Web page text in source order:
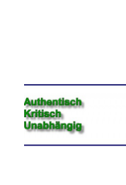
Jeder hat
Meinung in
frei zu